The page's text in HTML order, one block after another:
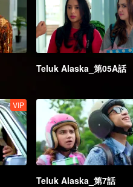
Teluk Alaska_第05A話
VIP
Teluk Alaska_第7話